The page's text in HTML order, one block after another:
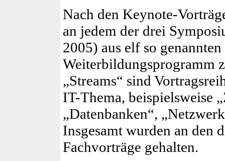
Nach den Keynote-
an jedem der drei
2005) aus elf so
Weiterbildungsprogramm
„Streams“ sind
IT-Thema, beispielsweise
„Datenbanken“,
Insgesamt wurden an den
Fachvorträge gehalten.